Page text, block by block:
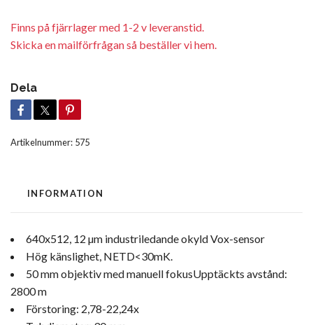
Finns på fjärrlager med 1-2 v leveranstid.
Skicka en mailförfrågan så beställer vi hem.
Dela
Artikelnummer: 575
INFORMATION
640x512, 12 µm industriledande okyld Vox-sensor
Hög känslighet, NETD<30mK.
50 mm objektiv med manuell fokusUpptäckts avstånd:
2800 m
Förstoring: 2,78-22,24x